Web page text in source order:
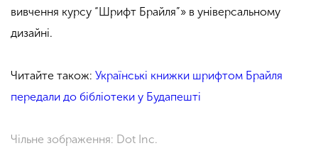
вивчення курсу “Шрифт Брайля”» в універсальному
дизайні.
Читайте також: Українські книжки шрифтом Брайля
передали до бібліотеки у Будапешті
​Чільне зображення: Dot Inc.